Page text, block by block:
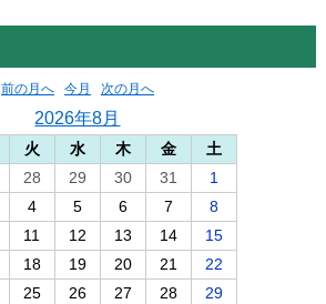
前の月へ 今月 次の月へ
2026年8月
火 水 木 金
土
28 29 30 31
1
4 5 6 7
8
11 12 13 14
15
18 19 20 21
22
25 26 27 28
29